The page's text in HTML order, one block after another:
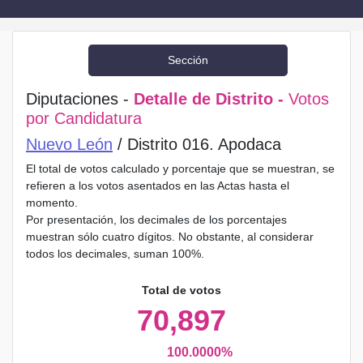
Sección
Diputaciones - Detalle de Distrito - Votos
por Candidatura
Nuevo León / Distrito 016. Apodaca
El total de votos calculado y porcentaje que se muestran, se
refieren a los votos asentados en las Actas hasta el
momento.
Por presentación, los decimales de los porcentajes
muestran sólo cuatro dígitos. No obstante, al considerar
todos los decimales, suman 100%.
Total de votos
70,897
100.0000%